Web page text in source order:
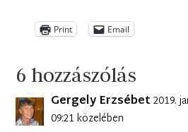
Print Email
6 hozzászólás
Gergely Erzsébet2019.
09:21 közelében